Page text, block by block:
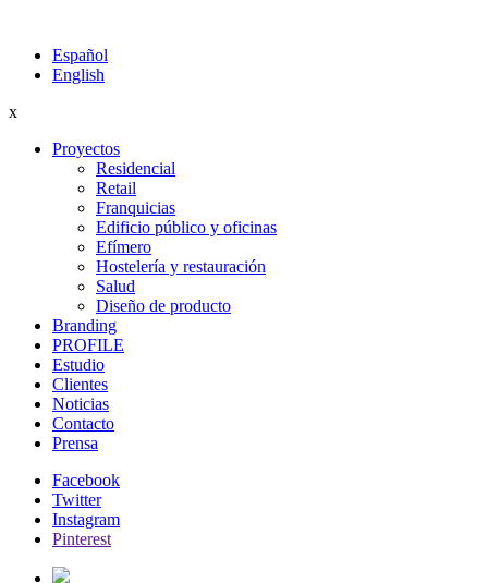
Español
English
x
Proyectos
Residencial
Retail
Franquicias
Edificio público y oficinas
Efímero
Hostelería y restauración
Salud
Diseño de producto
Branding
PROFILE
Estudio
Clientes
Noticias
Contacto
Prensa
Facebook
Twitter
Instagram
Pinterest